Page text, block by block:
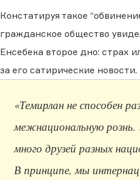
Констатируя такое
гражданское общество
Енсебека второе дно: страх
за его сатирические новости.
«Темирлан не способен
межнациональную рознь.
много друзей разных
В принципе, мы